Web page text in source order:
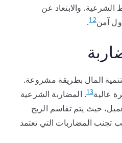
والابتعاد عن
آمن12
.
المال بطريقة مشروعة.
عالية13. المضاربة الشرعية
حيث يتم تقاسم الربح
تجنب المضاربات التي تعتمد